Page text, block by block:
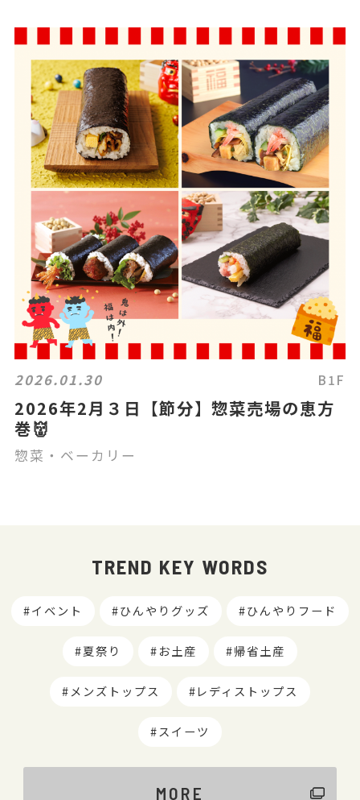
2026.01.30 B1F
2026年2月３日【節分】惣菜売場の恵方
巻👹
惣菜・ベーカリー
TREND KEY WORDS
イベント ひんやりグッズ ひんやりフード
夏祭り お土産 帰省土産
メンズトップス レディストップス
スイーツ
MORE